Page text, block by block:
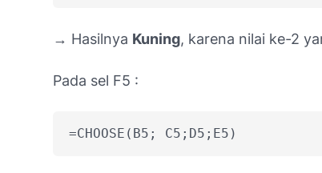
→ Hasilnya Kuning, karena nilai ke-2
Pada sel F5 :
=CHOOSE(B5; C5;D5;E5)